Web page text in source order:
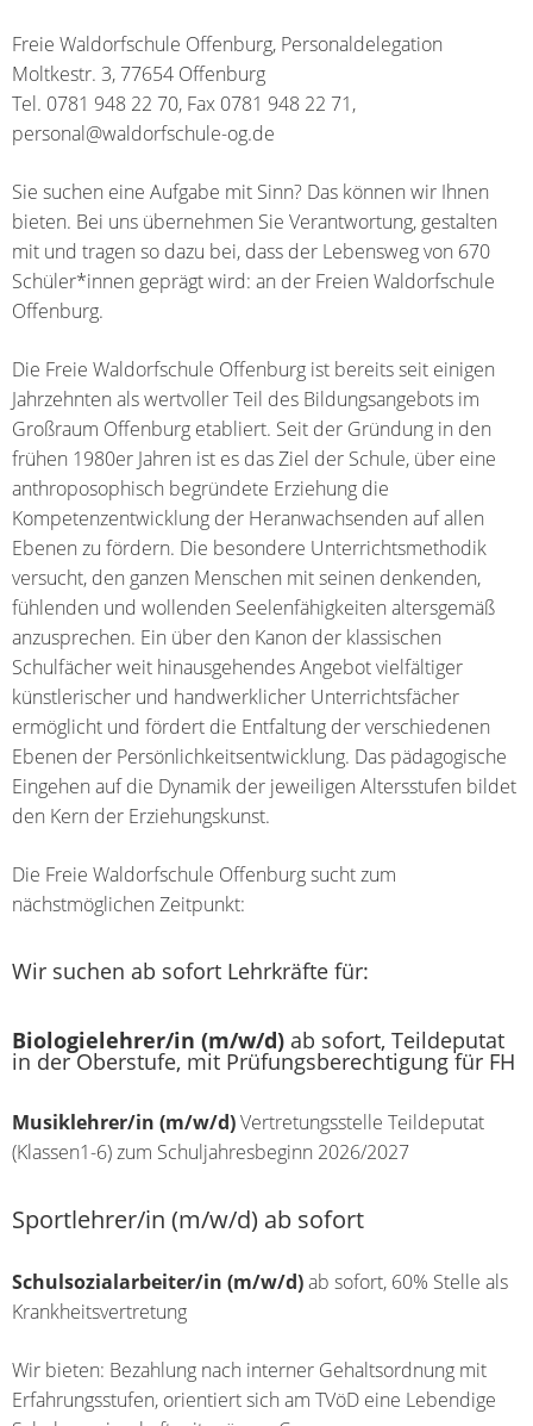
Freie Waldorfschule Offenburg, Personaldelegation
Moltkestr. 3, 77654 Offenburg
Tel. 0781 948 22 70, Fax 0781 948 22 71,
personal@waldorfschule-og.de
Sie suchen eine Aufgabe mit Sinn? Das können wir Ihnen
bieten. Bei uns übernehmen Sie Verantwortung, gestalten
mit und tragen so dazu bei, dass der Lebensweg von 670
Schüler*innen geprägt wird: an der Freien Waldorfschule
Offenburg.
Die Freie Waldorfschule Offenburg ist bereits seit einigen
Jahrzehnten als wertvoller Teil des Bildungsangebots im
Großraum Offenburg etabliert. Seit der Gründung in den
frühen 1980er Jahren ist es das Ziel der Schule, über eine
anthroposophisch begründete Erziehung die
Kompetenzentwicklung der Heranwachsenden auf allen
Ebenen zu fördern. Die besondere Unterrichtsmethodik
versucht, den ganzen Menschen mit seinen denkenden,
fühlenden und wollenden Seelenfähigkeiten altersgemäß
anzusprechen. Ein über den Kanon der klassischen
Schulfächer weit hinausgehendes Angebot vielfältiger
künstlerischer und handwerklicher Unterrichtsfächer
ermöglicht und fördert die Entfaltung der verschiedenen
Ebenen der Persönlichkeitsentwicklung. Das pädagogische
Eingehen auf die Dynamik der jeweiligen Altersstufen bildet
den Kern der Erziehungskunst.
Die Freie Waldorfschule Offenburg sucht zum
nächstmöglichen Zeitpunkt:
Wir suchen ab sofort Lehrkräfte für:
Biologielehrer/in (m/w/d) ab sofort, Teildeputat
in der Oberstufe, mit Prüfungsberechtigung für FH
Musiklehrer/in (m/w/d)Vertretungsstelle Teildeputat
(Klassen1-6) zum Schuljahresbeginn 2026/2027
Sportlehrer/in (m/w/d) ab sofort
Schulsozialarbeiter/in (m/w/d)ab sofort, 60% Stelle als
Krankheitsvertretung
Wir bieten: Bezahlung nach interner Gehaltsordnung mit
Erfahrungsstufen, orientiert sich am TVöD eine Lebendige